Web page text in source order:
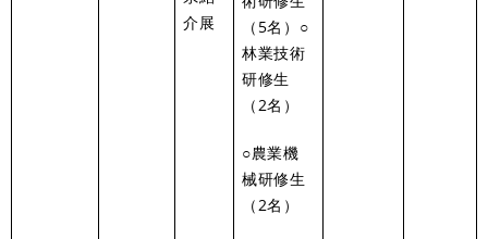
介展
（5名）○
林業技術
研修生
（2名）
○農業機
械研修生
（2名）